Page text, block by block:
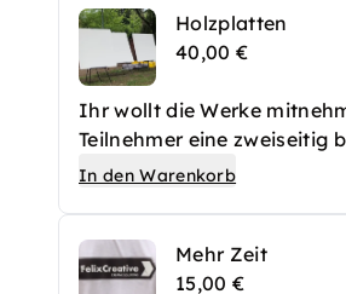
Holzplatten
40,00 €
Ihr wollt die Werke
Teilnehmer eine zweiseitig
Workshops mit.
In den Warenkorb
Mehr Zeit
15,00 €